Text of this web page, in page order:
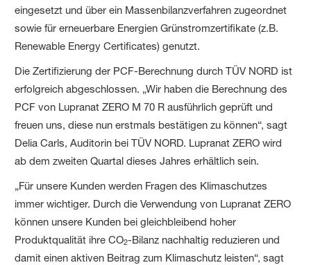
eingesetzt und über ein Massenbilanzverfahren zugeordnet
sowie für erneuerbare Energien Grünstromzertifikate (z.B.
Renewable Energy Certificates) genutzt.
Die Zertifizierung der PCF-Berechnung durch TÜV NORD ist
erfolgreich abgeschlossen. „Wir haben die Berechnung des
PCF von Lupranat ZERO M 70 R ausführlich geprüft und
freuen uns, diese nun erstmals bestätigen zu können“, sagt
Delia Carls, Auditorin bei TÜV NORD. Lupranat ZERO wird
ab dem zweiten Quartal dieses Jahres erhältlich sein.
„Für unsere Kunden werden Fragen des Klimaschutzes
immer wichtiger. Durch die Verwendung von Lupranat ZERO
können unsere Kunden bei gleichbleibend hoher
Produktqualität ihre CO2-Bilanz nachhaltig reduzieren und
damit einen aktiven Beitrag zum Klimaschutz leisten“, sagt